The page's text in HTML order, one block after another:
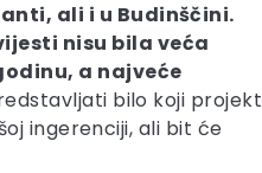
ali i u Budinščini.
nisu bila veća
a najveće
bilo koji projekt
ingerenciji, ali bit će